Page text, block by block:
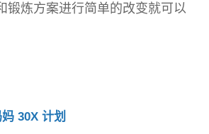
锻炼方案进行简单的改变就可以
30X 计划